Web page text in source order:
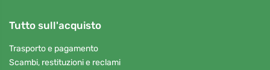
Tutto sull'acquisto
Trasporto e pagamento
Scambi, restituzioni e reclami